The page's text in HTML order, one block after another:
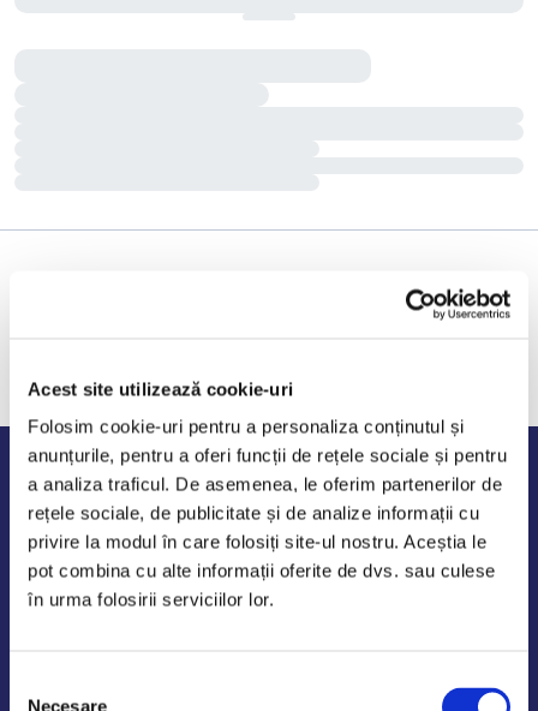
Acest site utilizează cookie-uri
Folosim cookie-uri pentru a personaliza conținutul și
anunțurile, pentru a oferi funcții de rețele sociale și pentru
a analiza traficul. De asemenea, le oferim partenerilor de
rețele sociale, de publicitate și de analize informații cu
privire la modul în care folosiți site-ul nostru. Aceștia le
pot combina cu alte informații oferite de dvs. sau culese
în urma folosirii serviciilor lor.
Necesare
Program de lucru
Luni - Vineri: 09:00-18:00
Sambata - Duminica: 10:00-14:00